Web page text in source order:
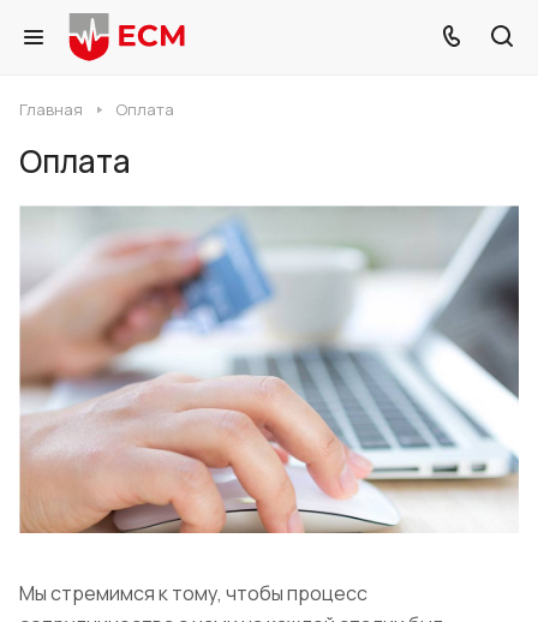
Главная Оплата
Оплата
Мы стремимся к тому, чтобы процесс